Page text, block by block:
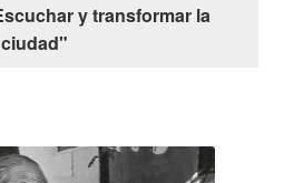
y transformar la
ciudad"